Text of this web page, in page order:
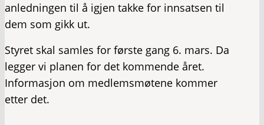
anledningen til å igjen takke for innsatsen til
dem som gikk ut.
Styret skal samles for første gang 6. mars. Da
legger vi planen for det kommende året.
Informasjon om medlemsmøtene kommer
etter det.